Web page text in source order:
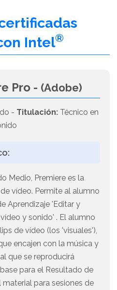
Intel®
Pro - (Adobe)
- Titulación: Técnico en
Medio, Premiere es la
vídeo. Permite al alumno
Aprendizaje 'Editar y
y sonido' . El alumno
de vídeo (los 'visuales'),
encajen con la música y
que se reproducirá
para el Resultado de
material para sesiones de